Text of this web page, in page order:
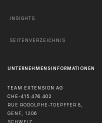
INSIGHTS
SEITENVERZEICHNIS
UNTERNEHMENSINFORMATIONEN
TEAM EXTENSION AG
CHE-415.476.402
RUE RODOLPHE-TOEPFFER 8,
GENF, 1206